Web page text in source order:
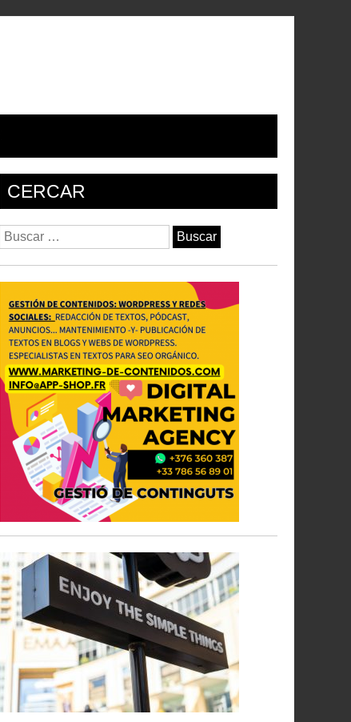
CERCAR
Buscar: